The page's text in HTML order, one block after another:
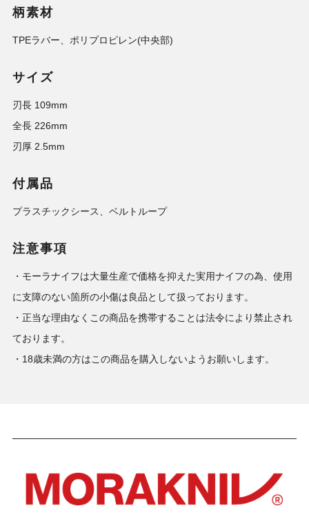
柄素材
TPEラバー、ポリプロピレン(中央部)
サイズ
刃長 109mm
全長 226mm
刃厚 2.5mm
付属品
プラスチックシース、ベルトループ
注意事項
・モーラナイフは大量生産で価格を抑えた実用ナイフの為、使用
に支障のない箇所の小傷は良品として扱っております。
・正当な理由なくこの商品を携帯することは法令により禁止され
ております。
・18歳未満の方はこの商品を購入しないようお願いします。